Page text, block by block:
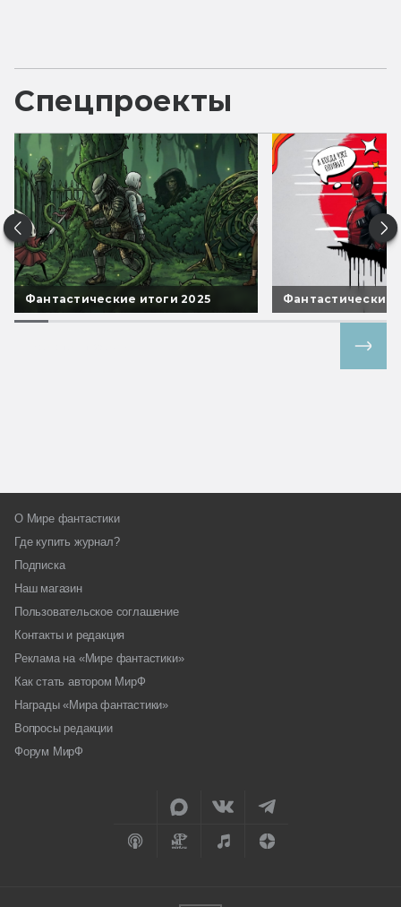
Спецпроекты
Фантастические итоги 2025 Фантастические
О Мире фантастики
Где купить журнал?
Подписка
Наш магазин
Пользовательское соглашение
Контакты и редакция
Реклама на «Мире фантастики»
Как стать автором МирФ
Награды «Мира фантастики»
Вопросы редакции
Форум МирФ